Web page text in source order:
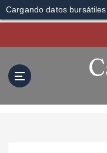
Cargando datos